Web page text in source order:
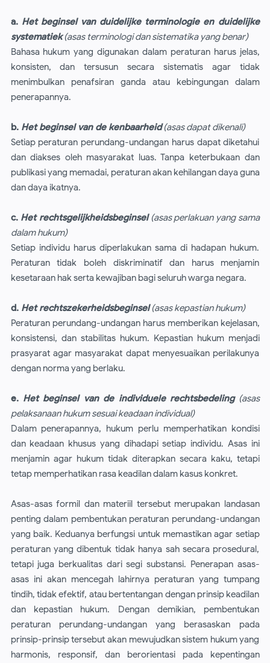
a. Het beginsel van duidelijke terminologie en duidelijke
systematiek(asas terminologi dan sistematika yang benar)
Bahasa hukum yang digunakan dalam peraturan harus jelas,
konsisten, dan tersusun secara sistematis agar tidak
menimbulkan penafsiran ganda atau kebingungan dalam
penerapannya.
b. Het beginsel van de kenbaarheid(asas dapat dikenali)
Setiap peraturan perundang-undangan harus dapat diketahui
dan diakses oleh masyarakat luas. Tanpa keterbukaan dan
publikasi yang memadai, peraturan akan kehilangan daya guna
dan daya ikatnya.
c. Het rechtsgelijkheidsbeginsel (asas perlakuan yang sama
dalam hukum)
Setiap individu harus diperlakukan sama di hadapan hukum.
Peraturan tidak boleh diskriminatif dan harus menjamin
kesetaraan hak serta kewajiban bagi seluruh warga negara.
d. Het rechtszekerheidsbeginsel (asas kepastian hukum)
Peraturan perundang-undangan harus memberikan kejelasan,
konsistensi, dan stabilitas hukum. Kepastian hukum menjadi
prasyarat agar masyarakat dapat menyesuaikan perilakunya
dengan norma yang berlaku.
e. Het beginsel van de individuele rechtsbedeling (asas
pelaksanaan hukum sesuai keadaan individual)
Dalam penerapannya, hukum perlu memperhatikan kondisi
dan keadaan khusus yang dihadapi setiap individu. Asas ini
menjamin agar hukum tidak diterapkan secara kaku, tetapi
tetap memperhatikan rasa keadilan dalam kasus konkret.
Asas-asas formil dan materiil tersebut merupakan landasan
penting dalam pembentukan peraturan perundang-undangan
yang baik. Keduanya berfungsi untuk memastikan agar setiap
peraturan yang dibentuk tidak hanya sah secara prosedural,
tetapi juga berkualitas dari segi substansi. Penerapan asas-
asas ini akan mencegah lahirnya peraturan yang tumpang
tindih, tidak efektif, atau bertentangan dengan prinsip keadilan
dan kepastian hukum. Dengan demikian, pembentukan
peraturan perundang-undangan yang berasaskan pada
prinsip-prinsip tersebut akan mewujudkan sistem hukum yang
harmonis, responsif, dan berorientasi pada kepentingan